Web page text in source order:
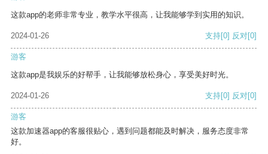
这款app的老师非常专业，教学水平很高，让我能够学到实用的知识。
2024-01-26 支持[0] 反对[0]
游客
这款app是我娱乐的好帮手，让我能够放松身心，享受美好时光。
2024-01-26 支持[0] 反对[0]
游客
这款加速器app的客服很贴心，遇到问题都能及时解决，服务态度非常
好。